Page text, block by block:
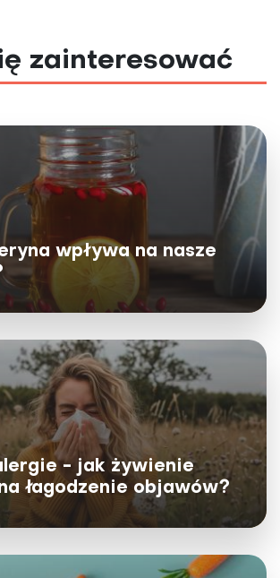
w chorobach
Przegląd
zdrowie jest złożony. Chociaż
wiele nowych selenoprotein, ich
muszą zostać
zainteresować
wpływa na nasze
- jak żywienie
łagodzenie objawów?